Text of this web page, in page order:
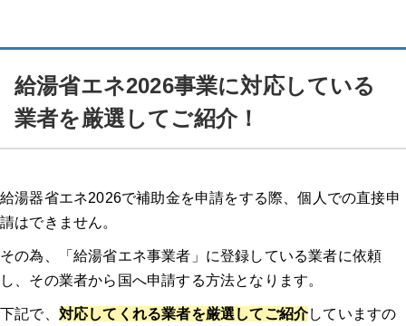
給湯省エネ2026事業に対応している
業者を厳選してご紹介！
給湯器省エネ2026で補助金を申請をする際、個人での直接申
請はできません。
その為、「給湯省エネ事業者」に登録している業者に依頼
し、その業者から国へ申請する方法となります。
下記で、 対応してくれる業者を厳選してご紹介していますの